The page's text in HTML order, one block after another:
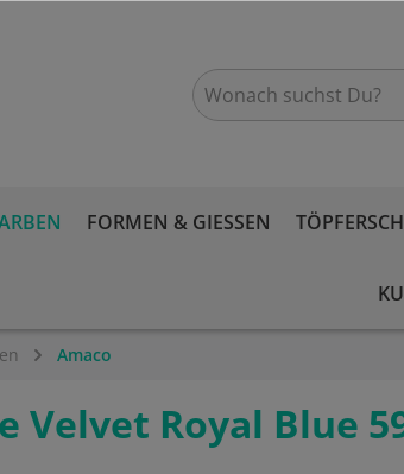
FORMEN & GIESSEN
Amaco
Velvet Royal Blue